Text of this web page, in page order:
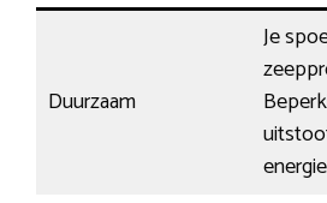
Duurzaam
Je